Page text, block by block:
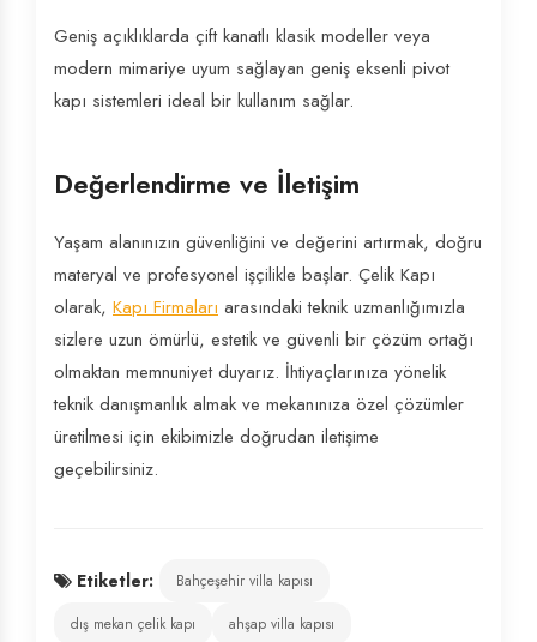
Geniş açıklıklarda çift kanatlı klasik modeller veya
modern mimariye uyum sağlayan geniş eksenli pivot
kapı sistemleri ideal bir kullanım sağlar.
Değerlendirme ve İletişim
Yaşam alanınızın güvenliğini ve değerini artırmak, doğru
materyal ve profesyonel işçilikle başlar. Çelik Kapı
olarak, Kapı Firmaları arasındaki teknik uzmanlığımızla
sizlere uzun ömürlü, estetik ve güvenli bir çözüm ortağı
olmaktan memnuniyet duyarız. İhtiyaçlarınıza yönelik
teknik danışmanlık almak ve mekanınıza özel çözümler
üretilmesi için ekibimizle doğrudan iletişime
geçebilirsiniz.
Etiketler:
Bahçeşehir villa kapısı
dış mekan çelik kapı
ahşap villa kapısı